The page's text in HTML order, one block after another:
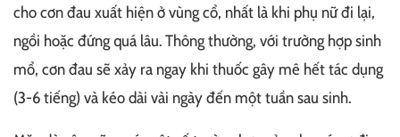
cho cơn đau xuất hiện ở vùng cổ, nhất là khi phụ nữ đi lại,
ngồi hoặc đứng quá lâu. Thông thường, với trường hợp sinh
mổ, cơn đau sẽ xảy ra ngay khi thuốc gây mê hết tác dụng
(3-6 tiếng) và kéo dài vài ngày đến một tuần sau sinh.